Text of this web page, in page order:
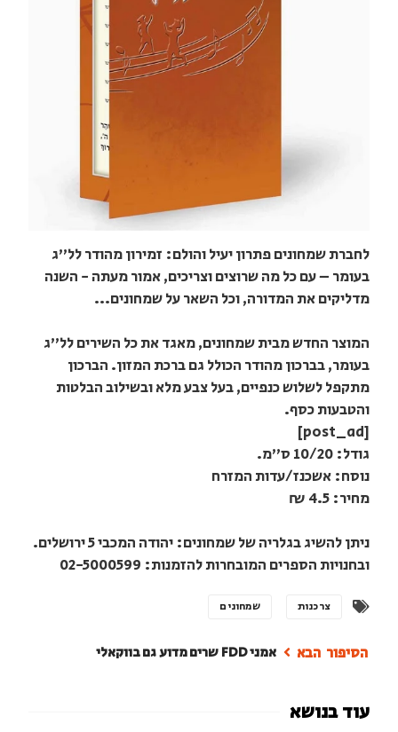
לחברת שמחונים פתרון יעיל והולם: זמירון מהודר לל"ג
בעומר – עם כל מה שרוצים וצריכים, אמור מעתה - השנה
מדליקים את המדורה, וכל השאר על שמחונים...
המוצר החדש מבית שמחונים, מאגד את כל השירים לל"ג
בעומר, בברכון מהודר הכולל גם ברכת המזון. הברכון
מתקפל לשלוש כנפיים, בעל צבע מלא ובשילוב הבלטות
והטבעות כסף.
[post_ad]
גודל: 10/20 ס"מ.
נוסח: אשכנז/עדות המזרח
מחיר: 4.5 ₪
ניתן להשיג בגלריה של שמחונים: יהודה המכבי 5 ירושלים.
ובחנויות הספרים המובחרות להזמנות: 02-5000599
צרכנות שמחונים
אמני FDD שרים מדוע גם בווקאלי